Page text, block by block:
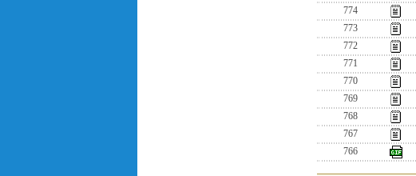
774
773
772
771
770
769
768
767
766